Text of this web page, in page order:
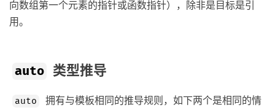
向数组第一个元素的指针或函数指针），除非是目标是引
用。
auto 类型推导
auto
拥有与模板相同的推导规则，如下两个是相同的情